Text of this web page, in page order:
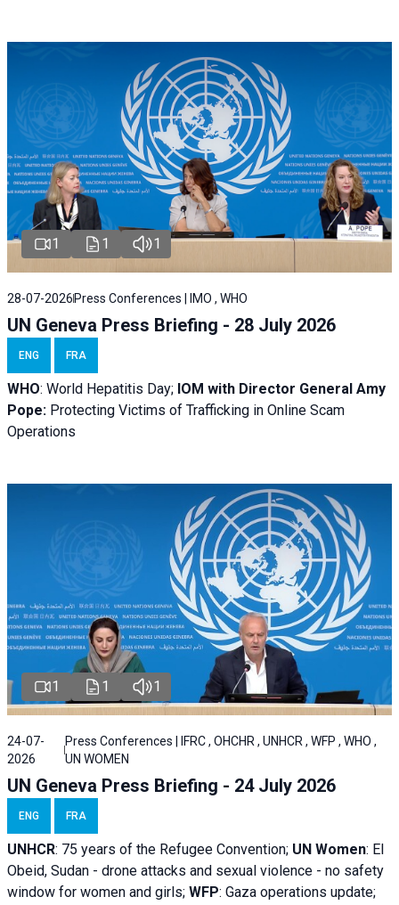
1 1 1
28-07-2026 Press Conferences | IMO , WHO
UN Geneva Press Briefing - 28 July 2026
ENG FRA
WHO: World Hepatitis Day; IOM with Director General Amy
Pope: Protecting Victims of Trafficking in Online Scam
Operations
1 1 1
24-07-
2026
Press Conferences | IFRC , OHCHR , UNHCR , WFP , WHO ,
UN WOMEN
UN Geneva Press Briefing - 24 July 2026
ENG FRA
UNHCR: 75 years of the Refugee Convention; UN Women: El
Obeid, Sudan - drone attacks and sexual violence - no safety
window for women and girls; WFP: Gaza operations update;